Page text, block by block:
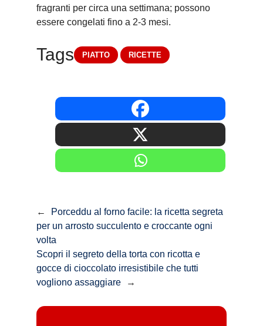
fragranti per circa una settimana; possono
essere congelati fino a 2-3 mesi.
Tags PIATTO RICETTE
←
Porceddu al forno facile: la ricetta segreta
per un arrosto succulento e croccante ogni
volta
Scopri il segreto della torta con ricotta e
gocce di cioccolato irresistibile che tutti
vogliono assaggiare
→